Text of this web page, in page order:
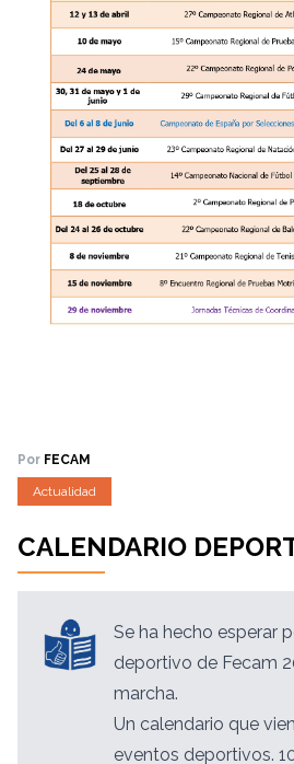
Por FECAM
Actualidad
CALENDARIO
Se ha hecho esperar
deportivo de Fecam
marcha.
Un calendario que
eventos deportivos.